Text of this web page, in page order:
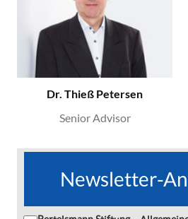
Dr. Thieß Petersen
Senior Advisor
Newsletter-